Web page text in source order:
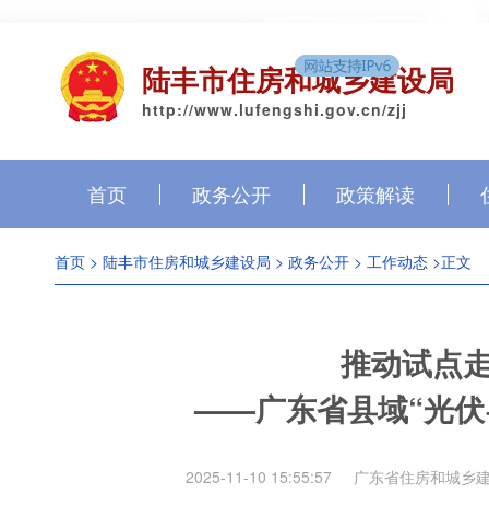
陆丰市住房和城乡建设局
http://www.lufengshi.gov.cn/zjj
首页 政务公开 政策解读
首页 > 陆丰市住房和城乡建设局 > 政务公开 > 工作动态 >正文
推动试点
——广东省县域“光伏
2025-11-10 15:55:57 广东省住房和城乡